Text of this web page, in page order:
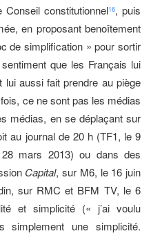
Conseil constitutionnel16, puis
en proposant benoîtement
de simplification » pour sortir
que les Français lui
lui aussi fait prendre au piège
ce ne sont pas les médias
médias, en se déplaçant sur
au journal de 20 h (TF1, le 9
mars 2013) ou dans des
Capital, sur M6, le 16 juin
sur RMC et BFM TV, le 6
et simplicité (« j’ai voulu
simplement une simplicité.